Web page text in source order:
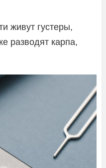
живут густеры,
разводят карпа,